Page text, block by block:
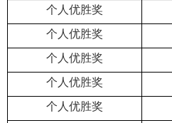
个人优胜奖
个人优胜奖
个人优胜奖
个人优胜奖
个人优胜奖